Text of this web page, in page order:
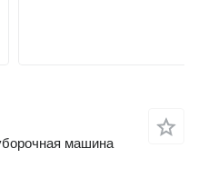
машина